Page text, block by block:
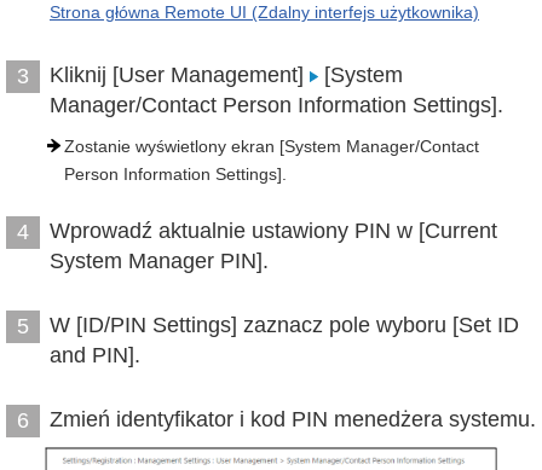
Strona główna Remote UI (Zdalny interfejs użytkownika)
3 Kliknij [User Management]
[System
Manager/Contact Person Information Settings].
Zostanie wyświetlony ekran [System Manager/Contact
Person Information Settings].
4
Wprowadź aktualnie ustawiony PIN w [Current
System Manager PIN].
5
W [ID/PIN Settings] zaznacz pole wyboru [Set ID
and PIN].
6 Zmień identyfikator i kod PIN menedżera systemu.